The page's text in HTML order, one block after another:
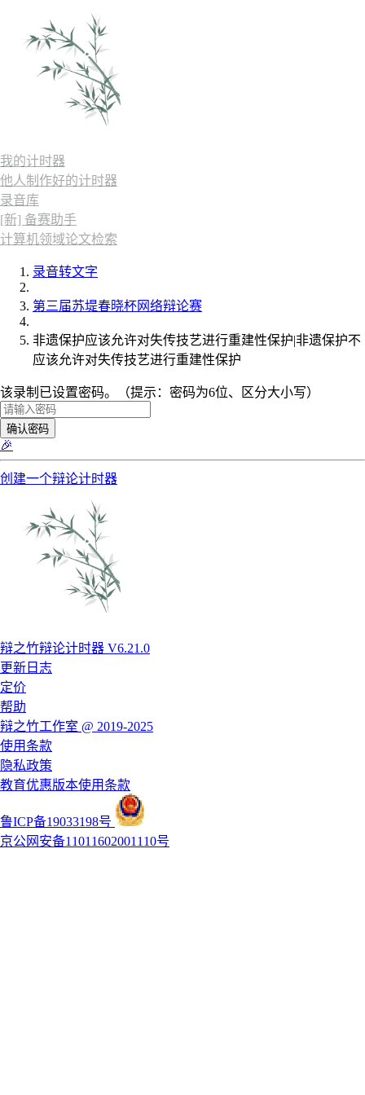
我的计时器
他人制作好的计时器
录音库
[新] 备赛助手
计算机领域论文检索
录音转文字
第三届苏堤春晓杯网络辩论赛
非遗保护应该允许对失传技艺进行重建性保护|非遗保护不
应该允许对失传技艺进行重建性保护
该录制已设置密码。（提示：密码为6位、区分大小写）
确认密码
🎉
创建一个辩论计时器
辩之竹辩论计时器 V6.21.0
更新日志
定价
帮助
辩之竹工作室 @ 2019-2025
使用条款
隐私政策
教育优惠版本使用条款
鲁ICP备19033198号
京公网安备11011602001110号